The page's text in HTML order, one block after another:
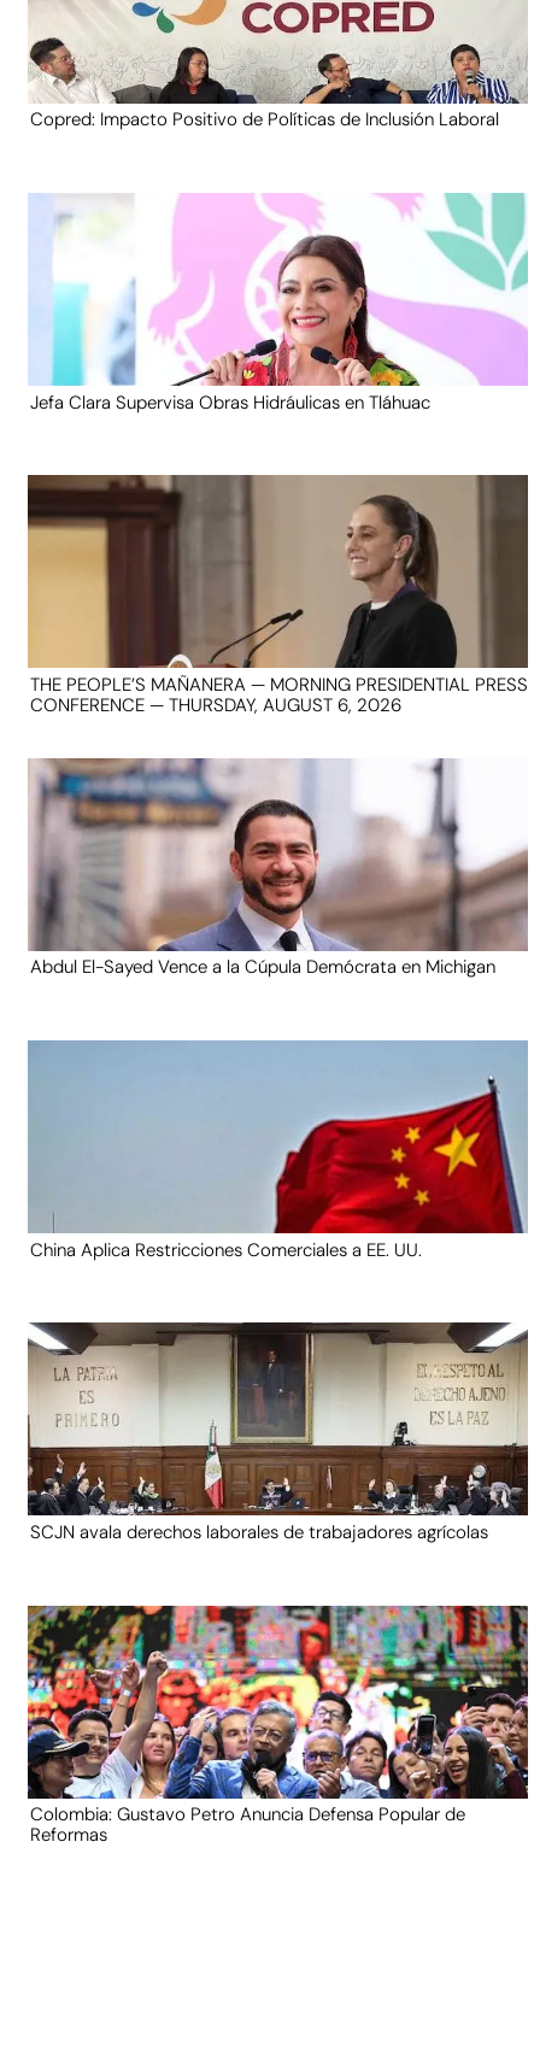
Copred: Impacto Positivo de Políticas de Inclusión Laboral
Jefa Clara Supervisa Obras Hidráulicas en Tláhuac
THE PEOPLE’S MAÑANERA — MORNING PRESIDENTIAL PRESS
CONFERENCE — THURSDAY, AUGUST 6, 2026
Abdul El-Sayed Vence a la Cúpula Demócrata en Michigan
China Aplica Restricciones Comerciales a EE. UU.
SCJN avala derechos laborales de trabajadores agrícolas
Colombia: Gustavo Petro Anuncia Defensa Popular de
Reformas